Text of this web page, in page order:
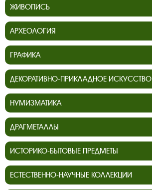
ЖИВОПИСЬ
АРХЕОЛОГИЯ
ГРАФИКА
ДЕКОРАТИВНО-ПРИКЛАДНОЕ ИСКУССТВО
НУМИЗМАТИКА
ДРАГМЕТАЛЛЫ
ИСТОРИКО-БЫТОВЫЕ ПРЕДМЕТЫ
ЕСТЕСТВЕННО-НАУЧНЫЕ КОЛЛЕКЦИИ